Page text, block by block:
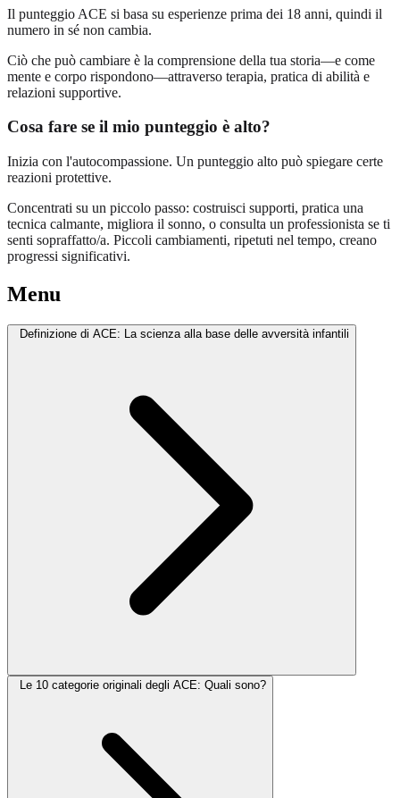
Il punteggio ACE si basa su esperienze prima dei 18 anni, quindi il
numero in sé non cambia.
Ciò che può cambiare è la comprensione della tua storia—e come
mente e corpo rispondono—attraverso terapia, pratica di abilità e
relazioni supportive.
Cosa fare se il mio punteggio è alto?
Inizia con l'autocompassione. Un punteggio alto può spiegare certe
reazioni protettive.
Concentrati su un piccolo passo: costruisci supporti, pratica una
tecnica calmante, migliora il sonno, o consulta un professionista se ti
senti sopraffatto/a. Piccoli cambiamenti, ripetuti nel tempo, creano
progressi significativi.
Menu
Definizione di ACE: La scienza alla base delle avversità infantili
Le 10 categorie originali degli ACE: Quali sono?